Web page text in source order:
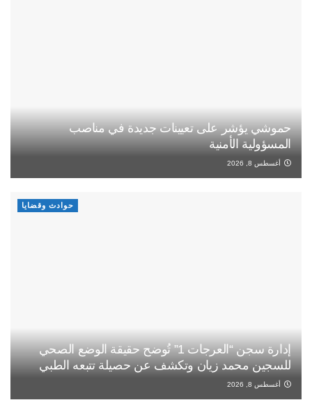
حموشي يؤشر على تعيينات جديدة في مناصب
المسؤولية الأمنية
أغسطس 8, 2026
حوادث وقضايا
إدارة سجن “العرجات 1” تُوضح حقيقة الوضع الصحي
للسجين محمد زيان وتكشف عن حصيلة تتبعه الطبي
أغسطس 8, 2026